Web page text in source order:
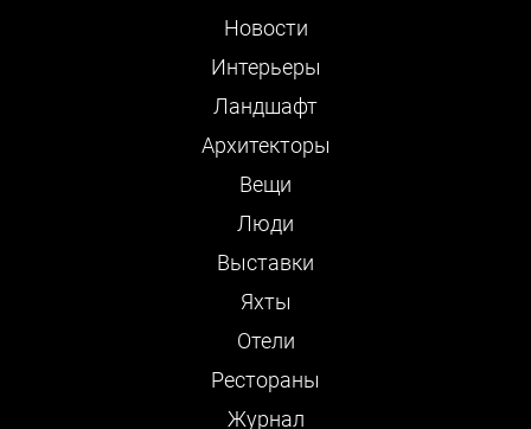
Новости
Интерьеры
Ландшафт
Архитекторы
Вещи
Люди
Выставки
Яхты
Отели
Рестораны
Журнал